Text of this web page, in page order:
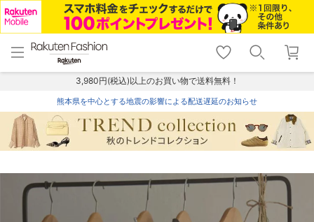
menu home
トップ
shopping_cart lock_outline
ログイン
3,980円(税込)以上のお買い物で送料無料！
熊本県を中心とする地震の影響による配送遅延のお知らせ